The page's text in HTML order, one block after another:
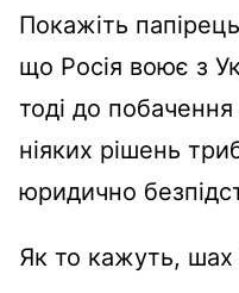
Покажіть
що Росія воює з
тоді до
ніяких рішень
юридично
Як то кажуть, шах